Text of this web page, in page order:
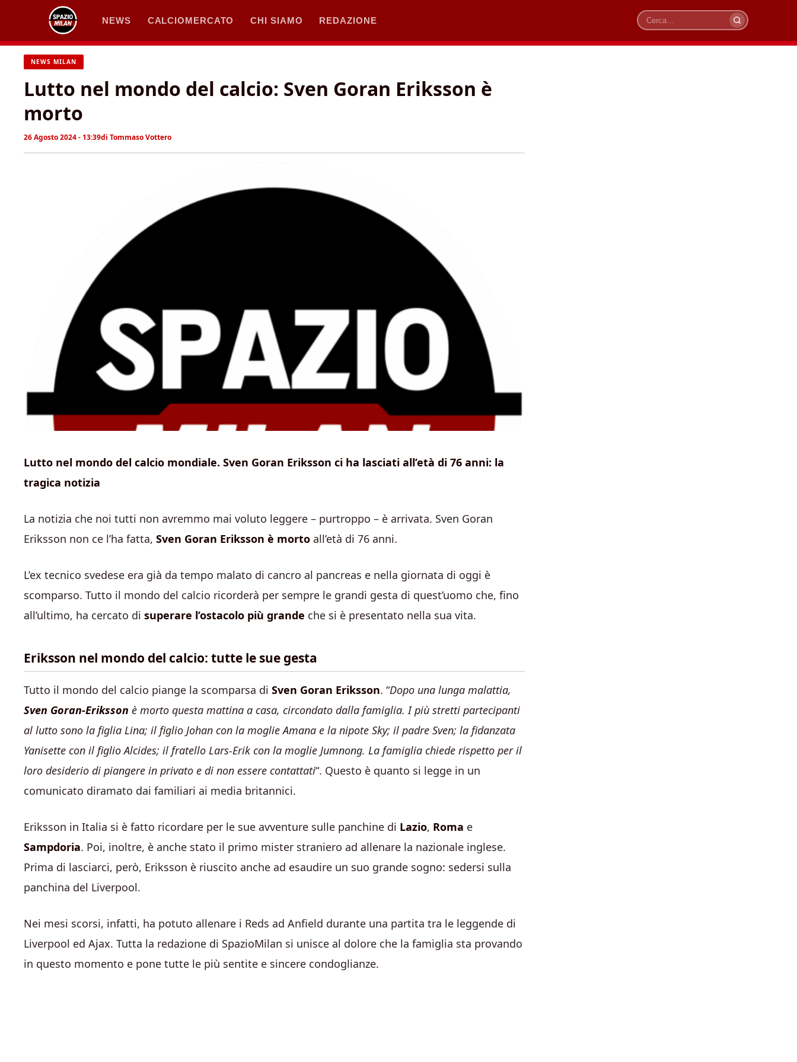
contenuto
NEWS CALCIOMERCATO CHI SIAMO REDAZIONE
Cerca
NEWS MILAN
Lutto nel mondo del calcio: Sven Goran Eriksson è
morto
26 Agosto 2024 - 13:39di Tommaso Vottero
Lutto nel mondo del calcio mondiale. Sven Goran Eriksson ci ha lasciati all’età di 76 anni: la
tragica notizia
La notizia che noi tutti non avremmo mai voluto leggere – purtroppo – è arrivata. Sven Goran
Eriksson non ce l’ha fatta, Sven Goran Eriksson è morto all’età di 76 anni.
L’ex tecnico svedese era già da tempo malato di cancro al pancreas e nella giornata di oggi è
scomparso. Tutto il mondo del calcio ricorderà per sempre le grandi gesta di quest’uomo che, fino
all’ultimo, ha cercato di superare l’ostacolo più grande che si è presentato nella sua vita.
Eriksson nel mondo del calcio: tutte le sue gesta
Tutto il mondo del calcio piange la scomparsa di Sven Goran Eriksson. “Dopo una lunga malattia,
Sven Goran-Eriksson è morto questa mattina a casa, circondato dalla famiglia. I più stretti partecipanti
al lutto sono la figlia Lina; il figlio Johan con la moglie Amana e la nipote Sky; il padre Sven; la fidanzata
Yanisette con il figlio Alcides; il fratello Lars-Erik con la moglie Jumnong. La famiglia chiede rispetto per il
loro desiderio di piangere in privato e di non essere contattati“. Questo è quanto si legge in un
comunicato diramato dai familiari ai media britannici.
Eriksson in Italia si è fatto ricordare per le sue avventure sulle panchine di Lazio, Roma e
Sampdoria. Poi, inoltre, è anche stato il primo mister straniero ad allenare la nazionale inglese.
Prima di lasciarci, però, Eriksson è riuscito anche ad esaudire un suo grande sogno: sedersi sulla
panchina del Liverpool.
Nei mesi scorsi, infatti, ha potuto allenare i Reds ad Anfield durante una partita tra le leggende di
Liverpool ed Ajax. Tutta la redazione di SpazioMilan si unisce al dolore che la famiglia sta provando
in questo momento e pone tutte le più sentite e sincere condoglianze.